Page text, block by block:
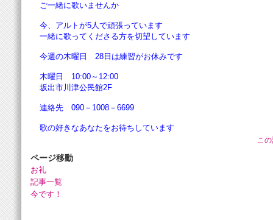
ご一緒に歌いませんか
今、アルトが5人で頑張っています
一緒に歌ってくださる方を切望しています
今週の木曜日 28日は練習がお休みです
木曜日 10:00～12:00
坂出市川津公民館2F
連絡先 090－1008－6699
歌の好きなあなたをお待ちしています
こ
ページ移動
お礼
記事一覧
今です！